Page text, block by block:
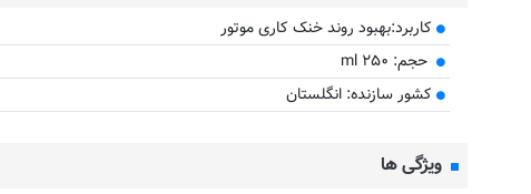
کاربرد:بهبود روند خنک کاری موتور
حجم: ۲۵۰ ml
کشور سازنده: انگلستان
ویژگی ها